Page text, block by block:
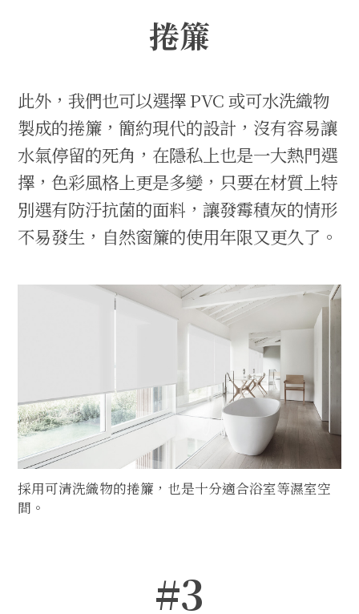
捲簾
此外，我們也可以選擇 PVC 或可水洗織物
製成的捲簾，簡約現代的設計，沒有容易讓
水氣停留的死角，在隱私上也是一大熱門選
擇，色彩風格上更是多變，只要在材質上特
別選有防汙抗菌的面料，讓發霉積灰的情形
不易發生，自然窗簾的使用年限又更久了。
採用可清洗織物的捲簾，也是十分適合浴室等濕室空
間。
#3